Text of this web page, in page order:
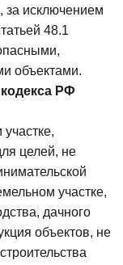
за исключением
48.1
объектами.
РФ
целей, не
участке,
дачного
объектов, не